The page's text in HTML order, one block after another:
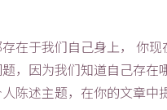
在于我们自己身上， 你
，因为我们知道自己存
陈述主题，在你的文章